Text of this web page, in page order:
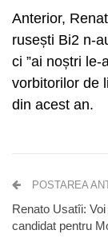
Anterior,
rusești Bi2 n-
ci ”ai noștri le-
vorbitorilor de
din acest an.
POSTAREA
Renato Usatîi:
candidat pentru